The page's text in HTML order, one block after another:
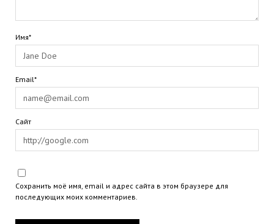
Имя*
Email*
Сайт
Сохранить моё имя, email и адрес сайта в этом браузере для
последующих моих комментариев.